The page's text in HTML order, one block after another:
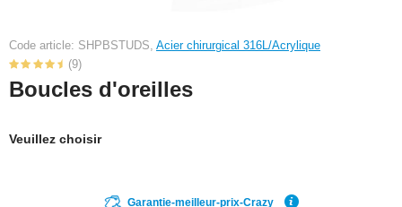
Code article: SHPBSTUDS, Acier chirurgical 316L/Acrylique
(9)
Boucles d'oreilles
Veuillez choisir
Garantie-meilleur-prix-Crazy